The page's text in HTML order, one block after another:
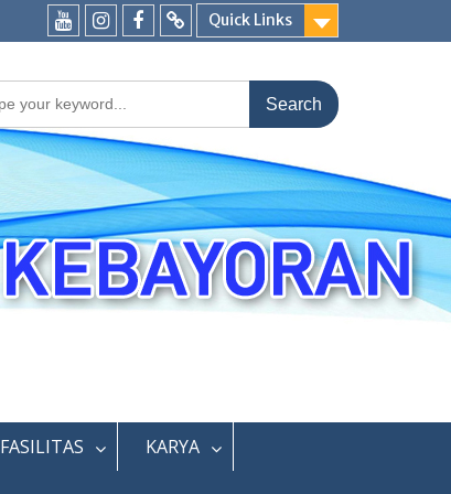
Quick Links
YoutubeInstagram
Fb
Whatsapp
FASILITAS
KARYA